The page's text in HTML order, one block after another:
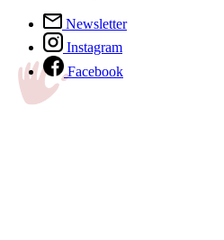
Newsletter
Instagram
Facebook